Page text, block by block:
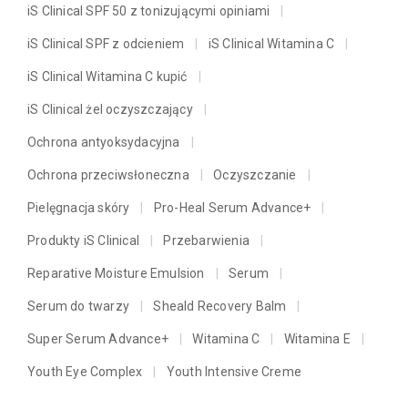
iS Clinical SPF 50 z tonizującymi opiniami
iS Clinical SPF z odcieniem iS Clinical Witamina C
iS Clinical Witamina C kupić
iS Clinical żel oczyszczający
Ochrona antyoksydacyjna
Ochrona przeciwsłoneczna Oczyszczanie
Pielęgnacja skóry Pro-Heal Serum Advance+
Produkty iS Clinical Przebarwienia
Reparative Moisture Emulsion Serum
Serum do twarzy Sheald Recovery Balm
Super Serum Advance+ Witamina C Witamina E
Youth Eye Complex Youth Intensive Creme